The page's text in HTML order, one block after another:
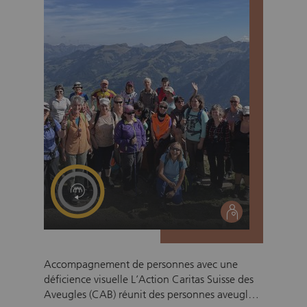
personnes en situation de précarité. Les
la consommation humaine, mais qui restent
utilisables, sont transmises de manière
responsable aux fermes ou destinées à
l’alimentation des animaux de compagnie.
social
Accompagnement de personnes avec une
déficience visuelle L’Action Caritas Suisse des
Aveugles (CAB) réunit des personnes aveugles